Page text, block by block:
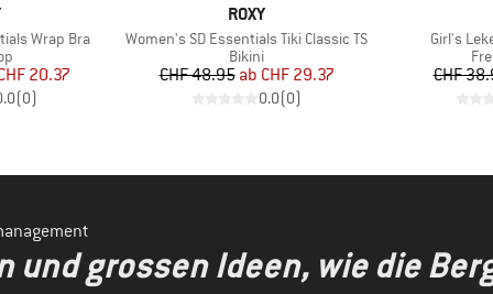
Wrap Bra
Preis
20.37
(0)
MARKE
ROXY
Artikel
Women's SD Essentials Tiki Classic TS
Produktgruppe
Bikini
Preis
CHF 48.95 reduzierter Preis
ab CHF 29.37
0.0(0)
Artikel
Girl's
CHF
und grossen Ideen, wie die